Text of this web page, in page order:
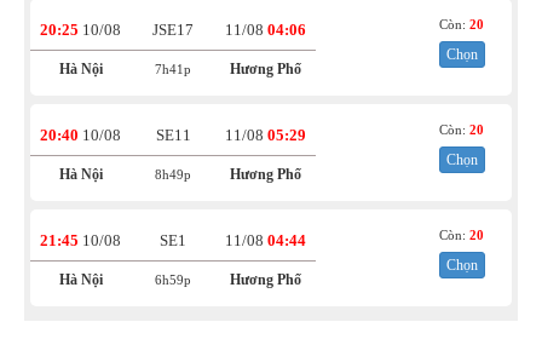
20:25 10/08
Hà Nội
JSE17
7h41p
11/08 04:06
Hương Phố
Còn:20
Chọn
20:40 10/08
Hà Nội
SE11
8h49p
11/08 05:29
Hương Phố
Còn:20
Chọn
21:45 10/08
Hà Nội
SE1
6h59p
11/08 04:44
Hương Phố
Còn:20
Chọn